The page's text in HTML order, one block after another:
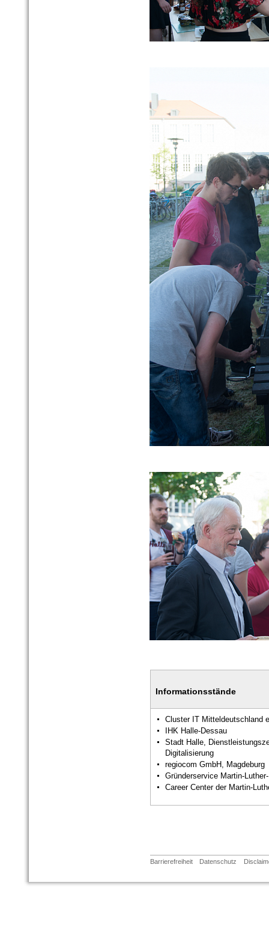
Informationsstände
Cluster IT Mitteldeutschland
IHK Halle-Dessau
Stadt Halle,
Digitalisierung
regiocom GmbH, Magdeburg
Gründerservice Martin-
Career Center der Martin-
Barrierefreiheit Datenschutz